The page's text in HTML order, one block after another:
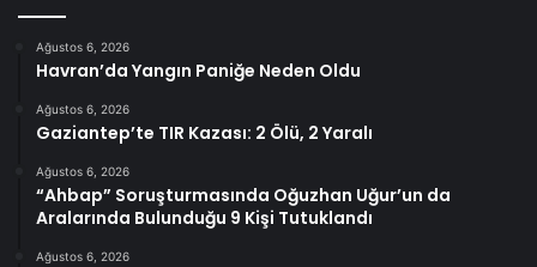
Ağustos 6, 2026
Havran’da Yangın Paniğe Neden Oldu
Ağustos 6, 2026
Gaziantep’te TIR Kazası: 2 Ölü, 2 Yaralı
Ağustos 6, 2026
“Ahbap” Soruşturmasında Oğuzhan Uğur’un da
Aralarında Bulunduğu 9 Kişi Tutuklandı
Ağustos 6, 2026